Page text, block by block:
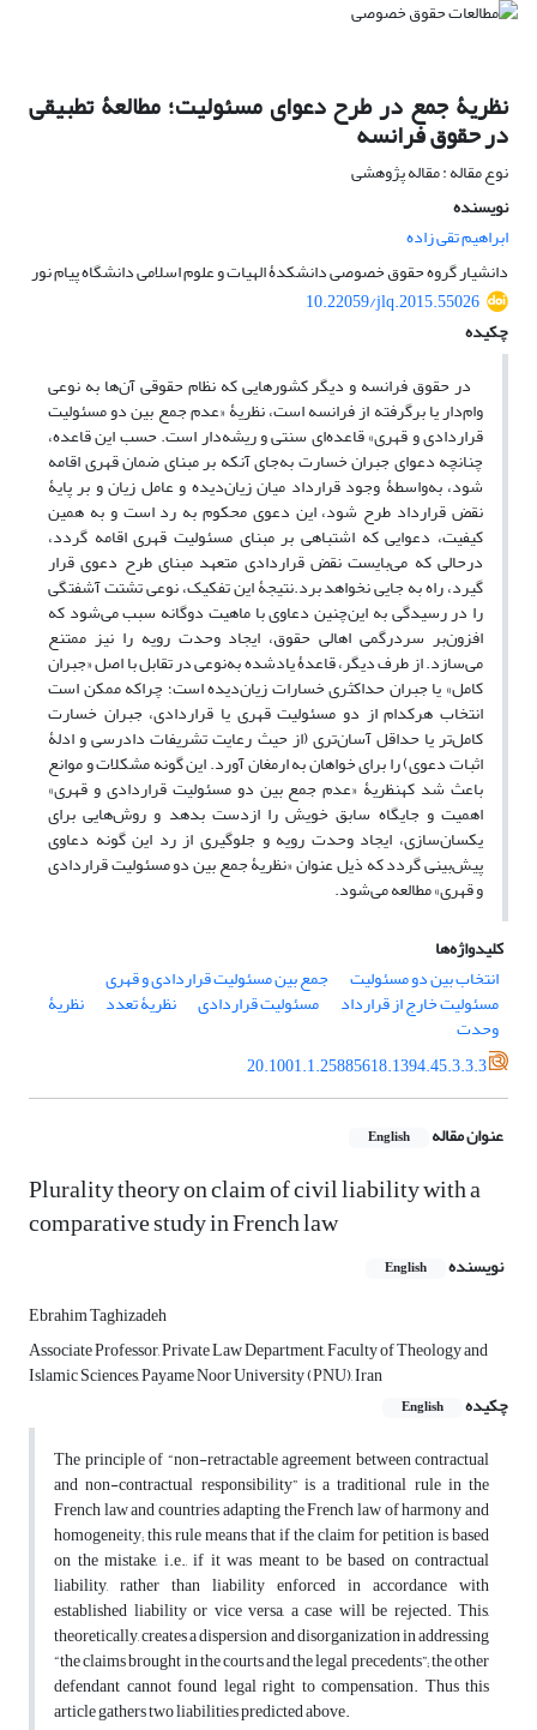
نظریۀ جمع در طرح دعوای مسئولیت؛ مطالعۀ تطبیقی
در حقوق فرانسه
نوع مقاله : مقاله پژوهشی
نویسنده
ابراهیم تقی زاده
دانشیار گروه حقوق خصوصی دانشکدۀ الهیات و علوم اسلامی دانشگاه پیام نور
10.22059/jlq.2015.55026
چکیده
در حقوق فرانسه و دیگر کشورهایی که نظام حقوقی آن‌ها به نوعی
وام‌دار یا برگرفته از فرانسه است، نظریۀ «عدم جمع بین دو مسئولیت
قراردادی و قهری» قاعده‌ای سنتی و ریشه‌دار است. حسب این قاعده،
چنانچه دعوای جبران خسارت به‌جای آنکه بر مبنای ضمان قهری اقامه
شود، به‌واسطۀ وجود قرارداد میان زیان‌دیده و عامل زیان و بر پایۀ
نقض قرارداد طرح شود، این دعوی محکوم به رد است و به همین
کیفیت، دعوایی که اشتباهی بر مبنای مسئولیت قهری اقامه ‌گردد،
درحالی که می‌بایست نقض قراردادی متعهد مبنای طرح دعوی قرار
گیرد، راه به جایی نخواهد برد.نتیجۀ این تفکیک، نوعی تشتت آشفتگی
را در رسیدگی به این‌چنین دعاوی با ماهیت دوگانه سبب می‌شود که
افزون‌بر سردرگمی اهالی حقوق، ایجاد وحدت رویه را نیز ممتنع
می‌سازد. از طرف دیگر، قاعدۀ یادشده به‌نوعی در تقابل با اصل «جبران
کامل» یا جبران حداکثری خسارات زیان‌دیده است؛ چراکه ممکن است
انتخاب هرکدام از دو مسئولیت قهری یا قراردادی، جبران خسارت
کامل‌تر یا حداقل آسان‌تری (از حیث رعایت تشریفات دادرسی و ادلۀ
اثبات دعوی) را برای خواهان به ارمغان آورد. این گونه مشکلات و موانع
باعث شد کهنظریۀ «عدم جمع بین دو مسئولیت قراردادی و قهری»
اهمیت و جایگاه سابق خویش را ازدست بدهد و روش‌هایی برای
یکسان‌سازی، ایجاد وحدت رویه و جلوگیری از رد این گونه دعاوی
پیش‌بینی گردد که ذیل عنوان «نظریۀ جمع بین دو مسئولیت قراردادی
و قهری» مطالعه می‌‌شود.
کلیدواژه‌ها
انتخاب بین دو مسئولیت
جمع بین مسئولیت قراردادی و قهری
مسئولیت خارج از قرارداد مسئولیت قراردادی نظریۀ تعدد نظریۀ
وحدت
20.1001.1.25885618.1394.45.3.3.3
عنوان مقاله English
Plurality theory on claim of civil liability with a
comparative study in French law
نویسنده English
Ebrahim Taghizadeh
Associate Professor, Private Law Department, Faculty of Theology and
Islamic Sciences, Payame Noor University (PNU), Iran
چکیده
English
The principle of “non-retractable agreement between contractual
and non-contractual responsibility” is a traditional rule in the
French law and countries adapting the French law of harmony and
homogeneity; this rule means that if the claim for petition is based
on the mistake, i.e., if it was meant to be based on contractual
liability, rather than liability enforced in accordance with
established liability or vice versa, a case will be rejected. This,
theoretically, creates a dispersion and disorganization in addressing
“the claims brought in the courts and the legal precedents”; the other
defendant cannot found legal right to compensation. Thus this
article gathers two liabilities predicted above.